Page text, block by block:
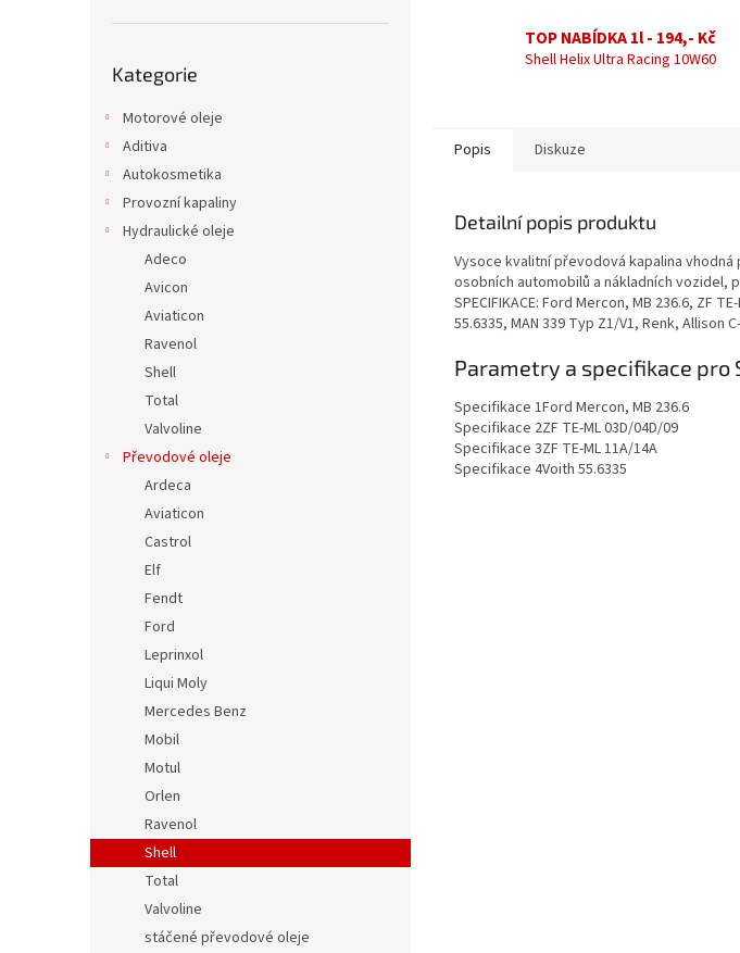
kategorie
Kategorie
Motorové oleje
Aditiva
Autokosmetika
Provozní kapaliny
Hydraulické oleje
Adeco
Avicon
Aviaticon
Ravenol
Shell
Total
Valvoline
Převodové oleje
Ardeca
Aviaticon
Castrol
Elf
Fendt
Ford
Leprinxol
Liqui Moly
Mercedes Benz
Mobil
Motul
Orlen
Ravenol
Shell
Total
Valvoline
stáčené převodové oleje
TOP NABÍDKA 1l - 194,- Kč
Shell Helix Ultra Racing 10W60
Popis Diskuze
Detailní popis produktu
Vysoce kvalitní převodová kapalina
osobních automobilů a nákladních vozidel,
SPECIFIKACE: Ford Mercon, MB 236.6, ZF
55.6335, MAN 339 Typ Z1/V1, Renk, Allison
Parametry a specifikace pro
Specifikace 1Ford Mercon, MB 236.6
Specifikace 2ZF TE-ML 03D/04D/09
Specifikace 3ZF TE-ML 11A/14A
Specifikace 4Voith 55.6335